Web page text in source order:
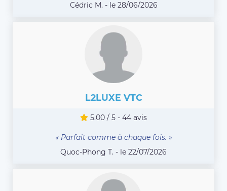
Cédric M. - le 28/06/2026
L2LUXE VTC
5.00 / 5 - 44 avis
« Parfait comme à chaque fois. »
Quoc-Phong T. - le 22/07/2026